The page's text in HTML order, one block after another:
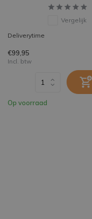
Vergelijk
Deliverytime
€99,95
Incl. btw
Op voorraad